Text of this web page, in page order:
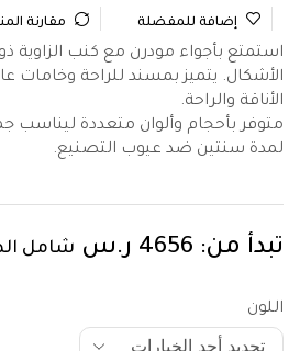
إضافة للمفضلة مقارنة
استمتع بأجواء مودرن مع كنب الزاوية
الأشكال. يتميز بمسند للراحة وخامات
الأناقة والراحة.
متوفر بأحجام وألوان متعددة ليناسب
لمدة سنتين ضد عيوب التصنيع.
تبدأ من: 4656 ر.س شامل
اللون